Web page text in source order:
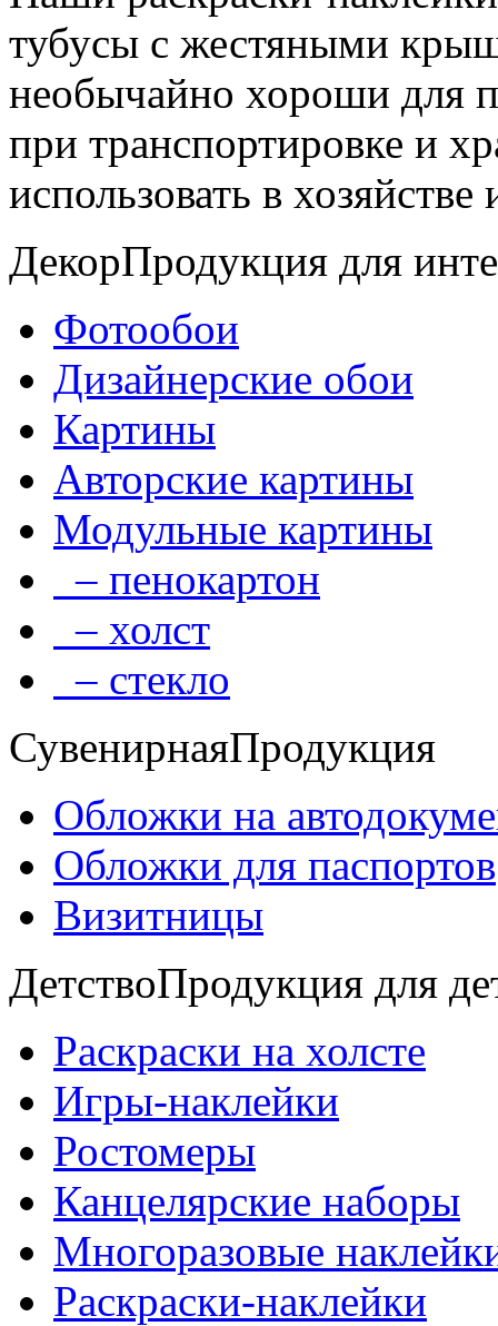
тубусы с жестяными
необычайно хороши для
при транспортировке и
использовать в хозяйстве
ДекорПродукция для
Фотообои
Дизайнерские обои
Картины
Авторские картины
Модульные картины
– пенокартон
– холст
– стекло
СувенирнаяПродукция
Обложки на
Обложки для паспортов
Визитницы
ДетствоПродукция для
Раскраски на холсте
Игры-наклейки
Ростомеры
Канцелярские наборы
Многоразовые
Раскраски-наклейки